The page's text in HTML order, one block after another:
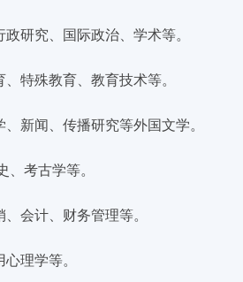
研究、国际政治、学术等。
、特殊教育、教育技术等。
、新闻、传播研究等外国文学。
、考古学等。
、会计、财务管理等。
心理学等。